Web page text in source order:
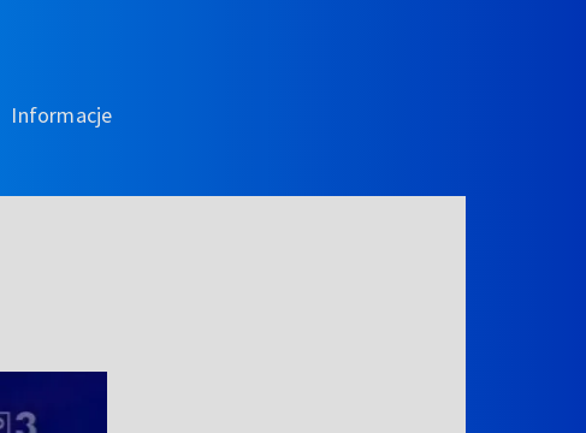
Informacje